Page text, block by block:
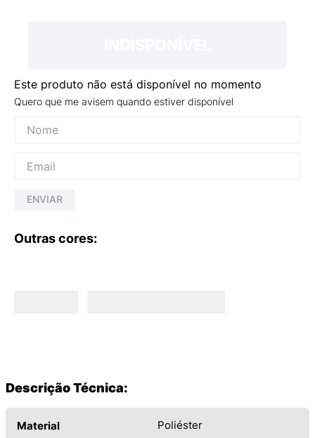
Este produto não está disponível no momento
Quero que me avisem quando estiver disponível
ENVIAR
Outras cores:
Descrição Técnica:
Material Poliéster